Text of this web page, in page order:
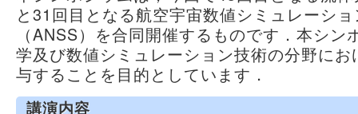
と31回目となる航空宇宙数値シミュレーシ
（ANSS）を合同開催するものです．本シン
学及び数値シミュレーション技術の分野に
与することを目的としています．
講演内容